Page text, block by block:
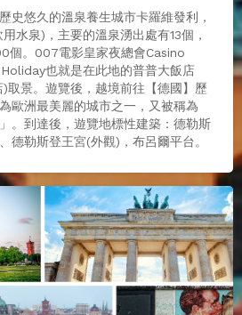
史悠久的溫泉養生城市卡羅維發利，
水泉)，主要的溫泉湧出處有13個，
個。007電影皇家夜總會Casino
也就是在此地的普普大飯店
取景。遊覽後，越境前往【德國】歷
歐洲最美麗的城市之一，又被稱為
。到達後，遊覽地標性建築：德勒斯
德勒斯登王宮(外觀)，布呂爾平台。